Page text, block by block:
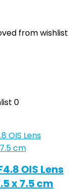
from wishlist
0
OIS Lens
x 7.5 cm